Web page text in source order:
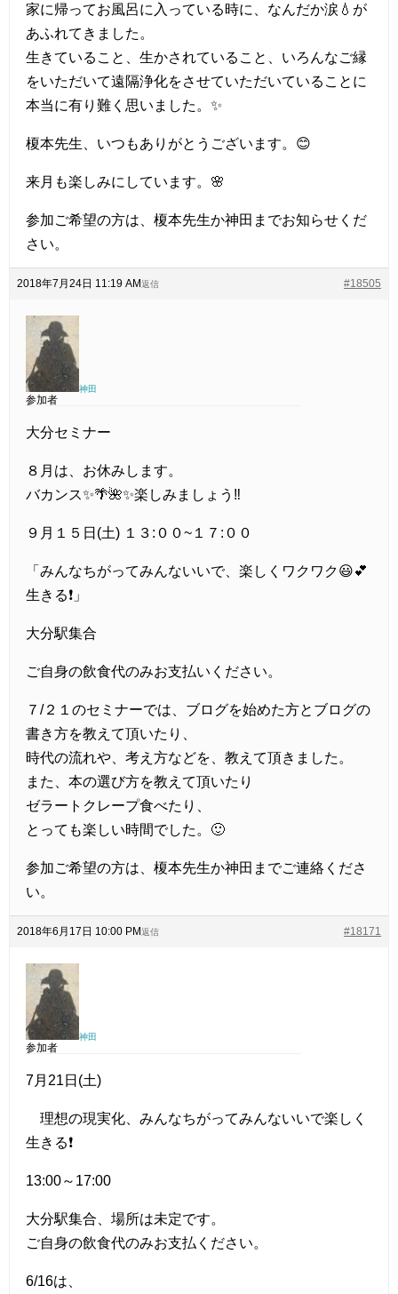
家に帰ってお風呂に入っている時に、なんだか涙💧が
あふれてきました。
生きていること、生かされていること、いろんなご縁
をいただいて遠隔浄化をさせていただいていることに
本当に有り難く思いました。✨
榎本先生、いつもありがとうございます。😊
来月も楽しみにしています。🌸
参加ご希望の方は、榎本先生か神田までお知らせくだ
さい。
2018年7月24日 11:19 AM #18505
返信
神田
参加者
大分セミナー
８月は、お休みします。
バカンス✨🌴🌺✨楽しみましょう‼
９月１５日(土) １３:００~１７:００
「みんなちがってみんないいで、楽しくワクワク😃💕
生きる❗」
大分駅集合
ご自身の飲食代のみお支払いください。
７/２１のセミナーでは、ブログを始めた方とブログの
書き方を教えて頂いたり、
時代の流れや、考え方などを、教えて頂きました。
また、本の選び方を教えて頂いたり
ゼラートクレープ食べたり、
とっても楽しい時間でした。🙂
参加ご希望の方は、榎本先生か神田までご連絡くださ
い。
2018年6月17日 10:00 PM #18171
返信
神田
参加者
7月21日(土)
理想の現実化、みんなちがってみんないいで楽しく
生きる❗
13:00～17:00
大分駅集合、場所は未定です。
ご自身の飲食代のみお支払ください。
6/16は、